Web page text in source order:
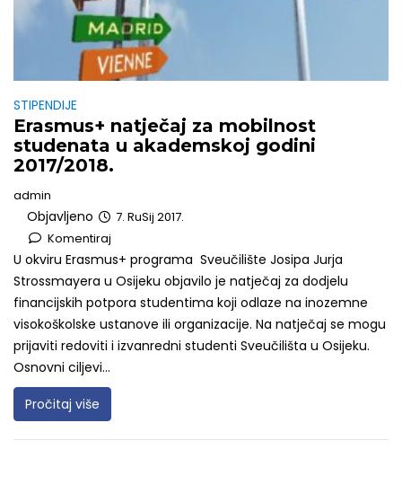
STIPENDIJE
Erasmus+ natječaj za mobilnost
studenata u akademskoj godini
2017/2018.
admin
Objavljeno
7. RuSij 2017.
Komentiraj
U okviru Erasmus+ programa Sveučilište Josipa Jurja
Strossmayera u Osijeku objavilo je natječaj za dodjelu
financijskih potpora studentima koji odlaze na inozemne
visokoškolske ustanove ili organizacije. Na natječaj se mogu
prijaviti redoviti i izvanredni studenti Sveučilišta u Osijeku.
Osnovni ciljevi...
Pročitaj više